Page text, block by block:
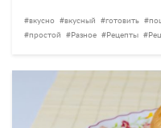
вкусно вкусный готовить
простой
Разное Рецепты